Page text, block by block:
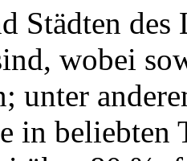
Städten
wobei
unter
in